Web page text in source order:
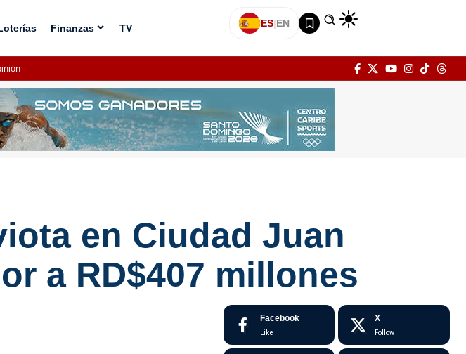
Finanzas TV ES|EN
en Ciudad Juan
a RD$407 millones
Facebook
Like
X
Follow